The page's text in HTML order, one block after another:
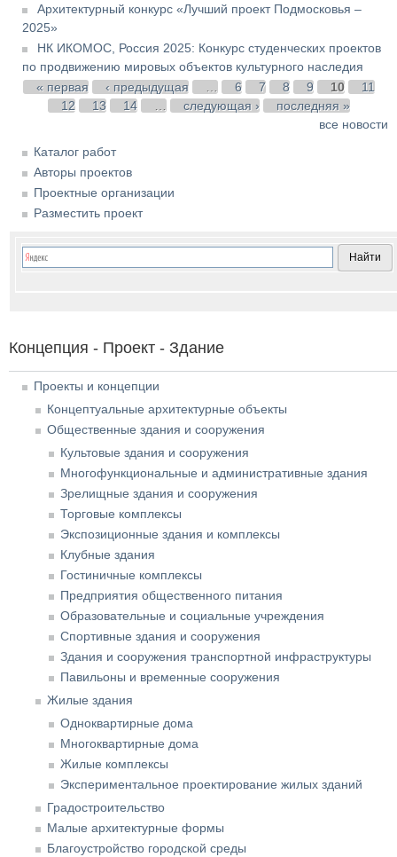
Архитектурный конкурс «Лучший проект Подмосковья –
2025»
НК ИКОМОС, Россия 2025: Конкурс студенческих проектов
по продвижению мировых объектов культурного наследия
Страницы
« первая ‹ предыдущая 6 7 8 9 10
11
12
13 14 следующая ›
последняя »
все новости
Каталог работ
Авторы проектов
Проектные организации
Разместить проект
Концепция - Проект - Здание
Проекты и концепции
Концептуальные архитектурные объекты
Общественные здания и сооружения
Культовые здания и сооружения
Многофункциональные и административные здания
Зрелищные здания и сооружения
Торговые комплексы
Экспозиционные здания и комплексы
Клубные здания
Гостиничные комплексы
Предприятия общественного питания
Образовательные и социальные учреждения
Спортивные здания и сооружения
Здания и сооружения транспортной инфраструктуры
Павильоны и временные сооружения
Жилые здания
Одноквартирные дома
Многоквартирные дома
Жилые комплексы
Экспериментальное проектирование жилых зданий
Градостроительство
Малые архитектурные формы
Благоустройство городской среды